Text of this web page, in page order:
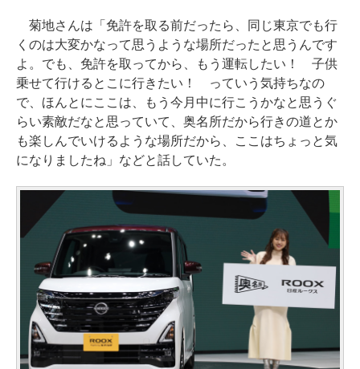
菊地さんは「免許を取る前だったら、同じ東京でも行
くのは大変かなって思うような場所だったと思うんです
よ。でも、免許を取ってから、もう運転したい！ 子供
乗せて行けるとこに行きたい！ っていう気持ちなの
で、ほんとにここは、もう今月中に行こうかなと思うぐ
らい素敵だなと思っていて、奥名所だから行きの道とか
も楽しんでいけるような場所だから、ここはちょっと気
になりましたね」などと話していた。